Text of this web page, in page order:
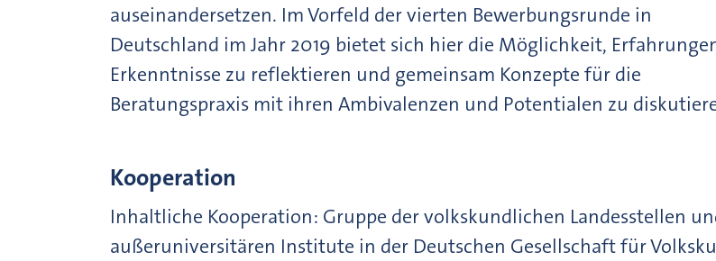
auseinandersetzen. Im Vorfeld der vierten Bewerbungsrunde in
Deutschland im Jahr 2019 bietet sich hier die Möglichkeit,
Erkenntnisse zu reflektieren und gemeinsam Konzepte für die
Beratungspraxis mit ihren Ambivalenzen und Potentialen zu
Kooperation
Inhaltliche Kooperation: Gruppe der volkskundlichen Landesstellen
außeruniversitären Institute in der Deutschen Gesellschaft für